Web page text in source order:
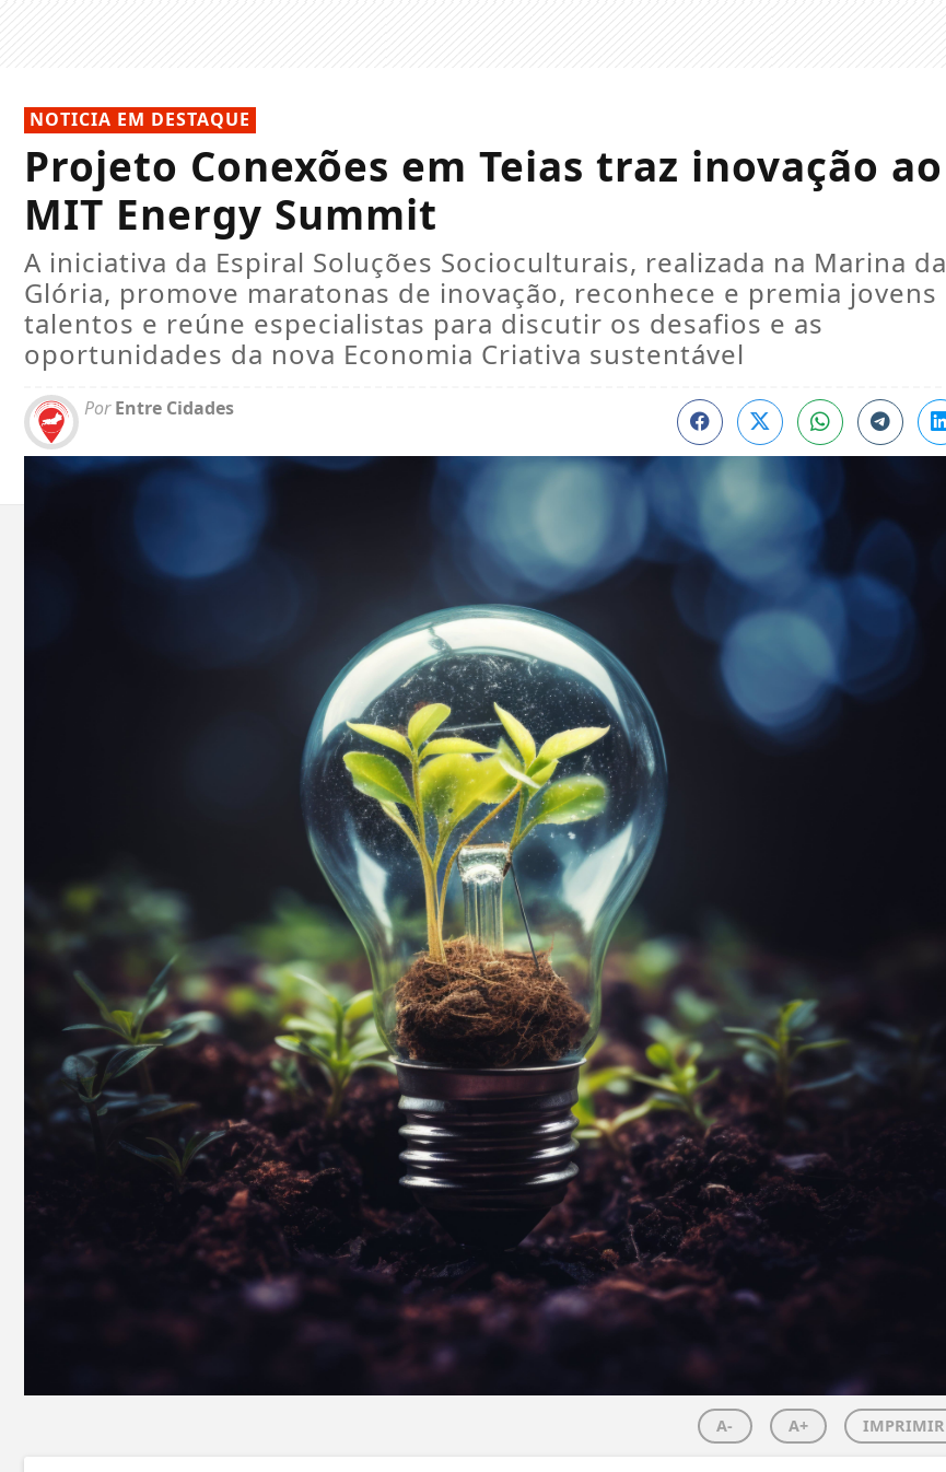
NOTICIA EM DESTAQUE
Projeto Conexões em Teias traz inovação ao
MIT Energy Summit
A iniciativa da Espiral Soluções Socioculturais, realizada na Marina da
Glória, promove maratonas de inovação, reconhece e premia jovens
talentos e reúne especialistas para discutir os desafios e as
oportunidades da nova Economia Criativa sustentável
PorEntre Cidades
A- A+ IMPRIMIR